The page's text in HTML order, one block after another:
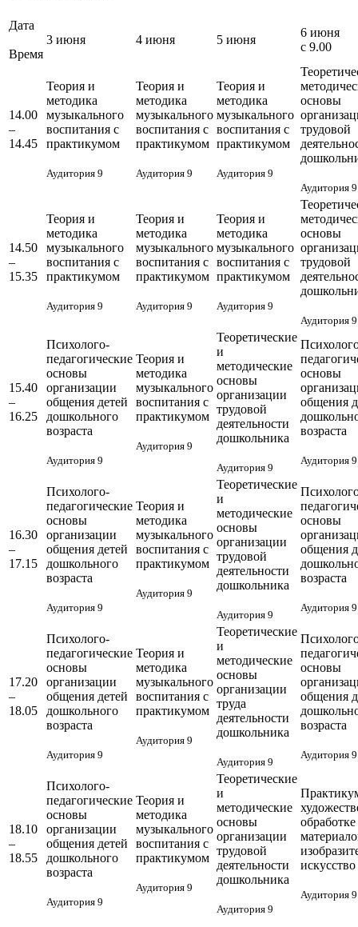
Дата
Время
3 июня 4 июня 5 июня
6 июня
с 9.00
14.00
–
14.45
Теория и
методика
музыкального
воспитания с
практикумом
Аудитория 9
Теория и
методика
музыкального
воспитания с
практикумом
Аудитория 9
Теория и
методика
музыкального
воспитания с
практикумом
Аудитория 9
основы
трудовой
Аудитория 9
14.50
–
15.35
Теория и
методика
музыкального
воспитания с
практикумом
Аудитория 9
Теория и
методика
музыкального
воспитания с
практикумом
Аудитория 9
Теория и
методика
музыкального
воспитания с
практикумом
Аудитория 9
основы
трудовой
Аудитория 9
15.40
–
16.25
Психолого-
педагогические
основы
организации
общения детей
дошкольного
возраста
Аудитория 9
Теория и
методика
музыкального
воспитания с
практикумом
Аудитория 9
Теоретические
и
методические
основы
организации
трудовой
деятельности
дошкольника
Аудитория 9
основы
общения
возраста
Аудитория 9
16.30
–
17.15
Психолого-
педагогические
основы
организации
общения детей
дошкольного
возраста
Аудитория 9
Теория и
методика
музыкального
воспитания с
практикумом
Аудитория 9
Теоретические
и
методические
основы
организации
трудовой
деятельности
дошкольника
Аудитория 9
основы
общения
возраста
Аудитория 9
17.20
–
18.05
Психолого-
педагогические
основы
организации
общения детей
дошкольного
возраста
Аудитория 9
Теория и
методика
музыкального
воспитания с
практикумом
Аудитория 9
Теоретические
и
методические
основы
организации
труда
деятельности
дошкольника
Аудитория 9
основы
общения
возраста
Аудитория 9
18.10
–
18.55
Психолого-
педагогические
основы
организации
общения детей
дошкольного
возраста
Аудитория 9
Теория и
методика
музыкального
воспитания с
практикумом
Аудитория 9
Теоретические
и
методические
основы
организации
трудовой
деятельности
дошкольника
Аудитория 9
обработке
искусство
Аудитория 9